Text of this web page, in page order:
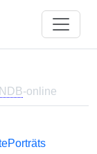
NDB-online
Porträts